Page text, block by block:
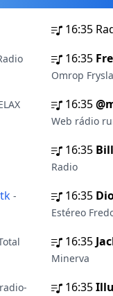
16:35
16:35
Omrop
16:35
Web rádio
16:35
Radio
-
16:35
Estéreo
16:35
Minerva
16:35